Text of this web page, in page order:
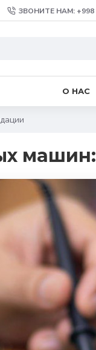
ЗВОНИТЕ НАМ: +998
О НАС